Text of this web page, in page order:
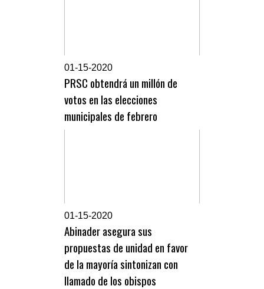
01-15-2020
PRSC obtendrá un millón de
votos en las elecciones
municipales de febrero
01-15-2020
Abinader asegura sus
propuestas de unidad en favor
de la mayoría sintonizan con
llamado de los obispos